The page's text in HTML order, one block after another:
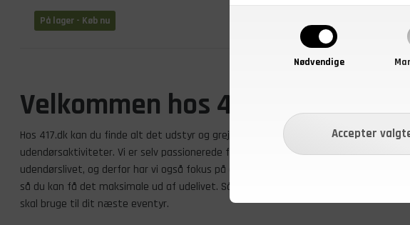
Nødvendige
På lager - Køb nu
Velkommen hos 417.dk
Hos 417.dk kan du finde alt det udstyr og grej, som du behøver til dit outdooreventyr
udendørsaktiviteter. Vi er selv passionerede friluftsmennesker med en stor
udendørslivet, og derfor har vi også fokus på at kunne tilbyde vores kunder det
så du kan få det maksimale ud af udelivet. Så gå endelig på opdagelse hos 417.dk
skal bruge til dit næste eventyr.